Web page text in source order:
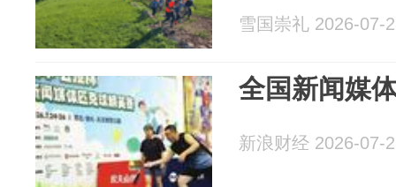
雪国崇礼 2026-07-
全国新闻媒
新浪财经 2026-07-